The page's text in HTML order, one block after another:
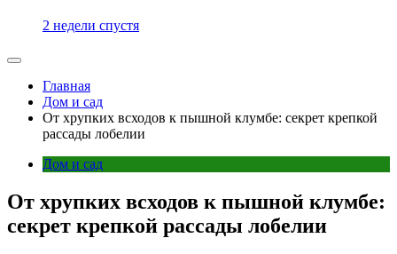
2 недели спустя
Главная
Дом и сад
От хрупких всходов к пышной клумбе: секрет крепкой
рассады лобелии
Дом и сад
От хрупких всходов к пышной клумбе:
секрет крепкой рассады лобелии